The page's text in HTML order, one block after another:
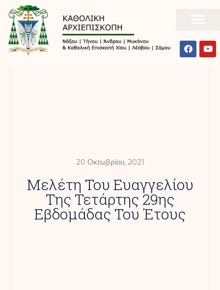
20 Οκτωβρίου, 2021
Μελέτη Του Ευαγγελίου
Της Τετάρτης 29ης
Εβδομάδας Του Έτους